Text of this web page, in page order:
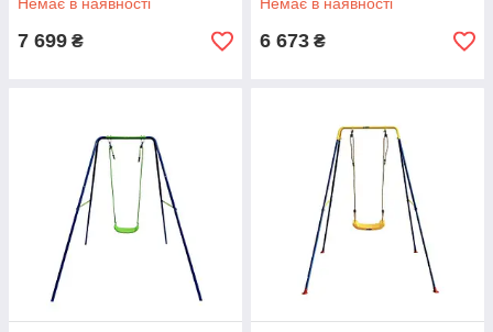
різнокольоровий 42401005
7 699 ₴ 6 673 ₴